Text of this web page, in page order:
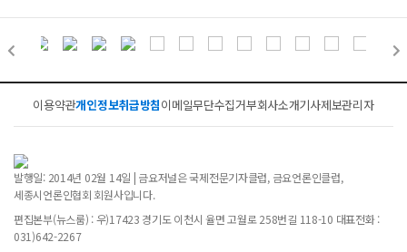
이용약관개인정보취급방침이메일무단수집거부회사소개기사제보관리자
발행일: 2014년 02월 14일 | 금요저널은 국제전문기자클럽, 금요언론인클럽,
세종시언론인협회 회원사입니다.
편집본부(뉴스룸) : 우)17423 경기도 이천시 율면 고월로 258번길 118-10 대표전화 :
031)642-2267